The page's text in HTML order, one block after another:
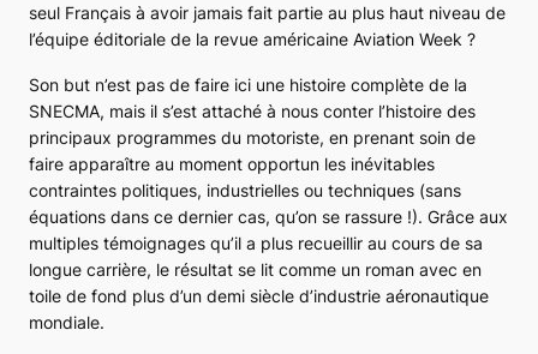
seul Français à avoir jamais fait partie au plus haut niveau de
l’équipe éditoriale de la revue américaine Aviation Week ?
Son but n’est pas de faire ici une histoire complète de la
SNECMA, mais il s’est attaché à nous conter l’histoire des
principaux programmes du motoriste, en prenant soin de
faire apparaître au moment opportun les inévitables
contraintes politiques, industrielles ou techniques (sans
équations dans ce dernier cas, qu’on se rassure !). Grâce aux
multiples témoignages qu’il a plus recueillir au cours de sa
longue carrière, le résultat se lit comme un roman avec en
toile de fond plus d’un demi siècle d’industrie aéronautique
mondiale.